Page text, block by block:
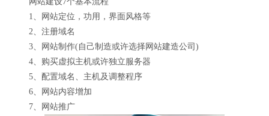
1、网站定位，功用，界面风格等
2、注册域名
3、网站制作(自己制造或许选择网站建造公司)
4、购买虚拟主机或许独立服务器
5、配置域名、主机及调整程序
6、网站内容增加
7、网站推广